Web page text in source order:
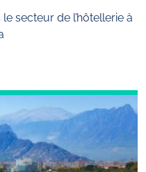
secteur de l’hôtellerie à